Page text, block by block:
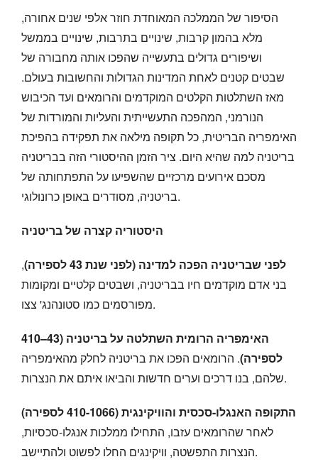
הסיפור של הממלכה המאוחדת חוזר אלפי שנים אחורה,
מלא בהמון קרבות, שינויים בתרבות, שינויים בממשל
ושיפורים גדולים בתעשייה שהפכו אותה מחבורה של
שבטים קטנים לאחת המדינות הגדולות והחשובות בעולם.
מאז השתלטות הקלטים המוקדמים והרומאים ועד הכיבוש
הנורמני, המהפכה התעשייתית והעליות והמורדות של
האימפריה הבריטית, כל תקופה מילאה את תפקידה בהפיכת
בריטניה למה שהיא היום. ציר הזמן ההיסטורי הזה בבריטניה
מסכם אירועים מרכזיים שהשפיעו על התפתחותה של
בריטניה, מסודרים באופן כרונולוגי.
היסטוריה קצרה של בריטניה
לפני שבריטניה הפכה למדינה (לפני שנת 43 לספירה)
,
בני אדם מוקדמים חיו בבריטניה, ושבטים קלטיים ומקומות
מפורסמים כמו סטונהנג' צצו.
האימפריה הרומית השתלטה על בריטניה (43–410
לספירה). הרומאים הפכו את בריטניה לחלק מהאימפריה
שלהם, בנו דרכים וערים חדשות והביאו איתם את הנצרות.
התקופה האנגלו-סכסית והוויקינגית (410-1066 לספירה)
לאחר שהרומאים עזבו, התחילו ממלכות אנגלו-סכסיות,
הנצרות התפשטה, וויקינגים החלו לפשוט ולהתיישב.